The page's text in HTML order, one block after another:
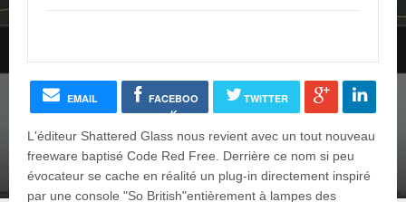
EMAIL
FACEBOO
K
TWITTER
L'éditeur Shattered Glass nous revient avec un tout nouveau
freeware baptisé Code Red Free. Derrière ce nom si peu
évocateur se cache en réalité un plug-in directement inspiré
par une console "So British"entièrement à lampes des